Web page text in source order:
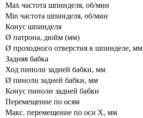
Max частота шпинделя, об/мин
Min частота шпинделя, об/мин
Конус шпинделя
Ø патрона, дюйм (мм)
Ø проходного отверстия в шпинделе, мм
Задняя бабка
Ход пиноли задней бабки, мм
Ø пиноли задней бабки, мм
Конус пиноли задней бабки
Перемещение по осям
Макс. перемещение по оси X, мм